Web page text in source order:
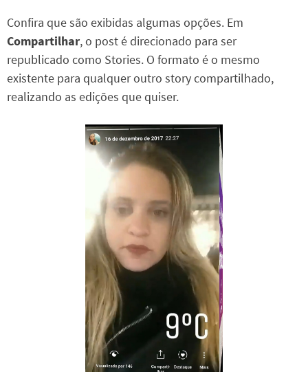
Confira que são exibidas algumas opções. Em
Compartilhar, o post é direcionado para ser
republicado como Stories. O formato é o mesmo
existente para qualquer outro story compartilhado,
realizando as edições que quiser.